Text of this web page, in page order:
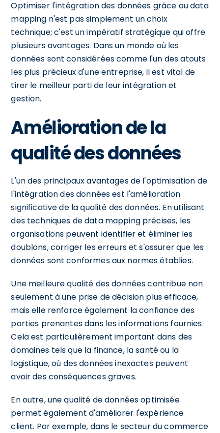
Optimiser l'intégration des données grâce au data
mapping n'est pas simplement un choix
technique; c'est un impératif stratégique qui offre
plusieurs avantages. Dans un monde où les
données sont considérées comme l'un des atouts
les plus précieux d'une entreprise, il est vital de
tirer le meilleur parti de leur intégration et
gestion.
Amélioration de la
qualité des données
L'un des principaux avantages de l'optimisation de
l'intégration des données est l'amélioration
significative de la qualité des données. En utilisant
des techniques de data mapping précises, les
organisations peuvent identifier et éliminer les
doublons, corriger les erreurs et s'assurer que les
données sont conformes aux normes établies.
Une meilleure qualité des données contribue non
seulement à une prise de décision plus efficace,
mais elle renforce également la confiance des
parties prenantes dans les informations fournies.
Cela est particulièrement important dans des
domaines tels que la finance, la santé ou la
logistique, où des données inexactes peuvent
avoir des conséquences graves.
En outre, une qualité de données optimisée
permet également d'améliorer l'expérience
client. Par exemple, dans le secteur du commerce